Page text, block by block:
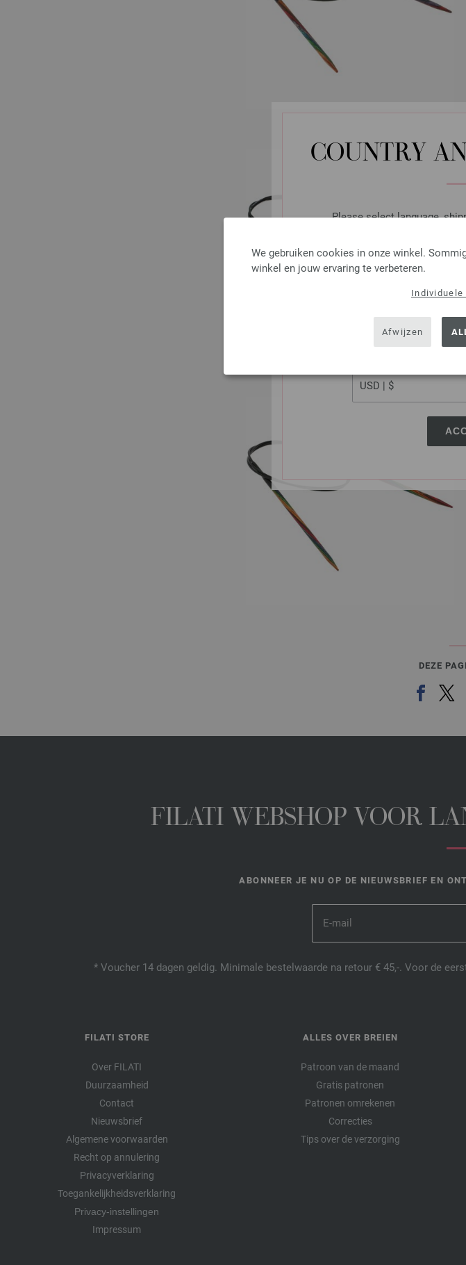
COUNTRY
Please select language,
SHIPPING TO
USA - The United
We gebruiken cookies in onze winkel.
winkel en jouw ervaring te verbeteren.
Afwijzen
DEZE
FILATI WEBSHOP VOOR
ABONNEER JE NU OP DE NIEUWSBRIEF EN
* Voucher 14 dagen geldig. Minimale bestelwaarde na retour € 45,-. Voor de
FILATI STORE
Over FILATI
Duurzaamheid
Contact
Nieuwsbrief
Algemene voorwaarden
Recht op annulering
Privacyverklaring
Toegankelijkheidsverklaring
Privacy-instellingen
Impressum
ALLES OVER BREIEN
Patroon van de maand
Gratis patronen
Patronen omrekenen
Correcties
Tips over de verzorging